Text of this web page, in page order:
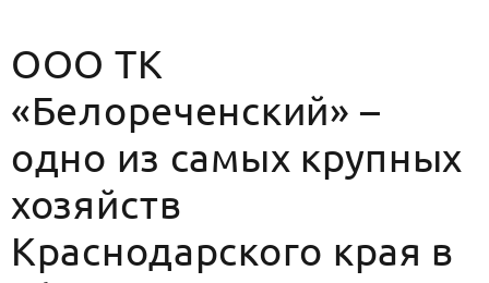
ООО ТК
«Белореченский» –
одно из самых крупных
хозяйств
Краснодарского края в